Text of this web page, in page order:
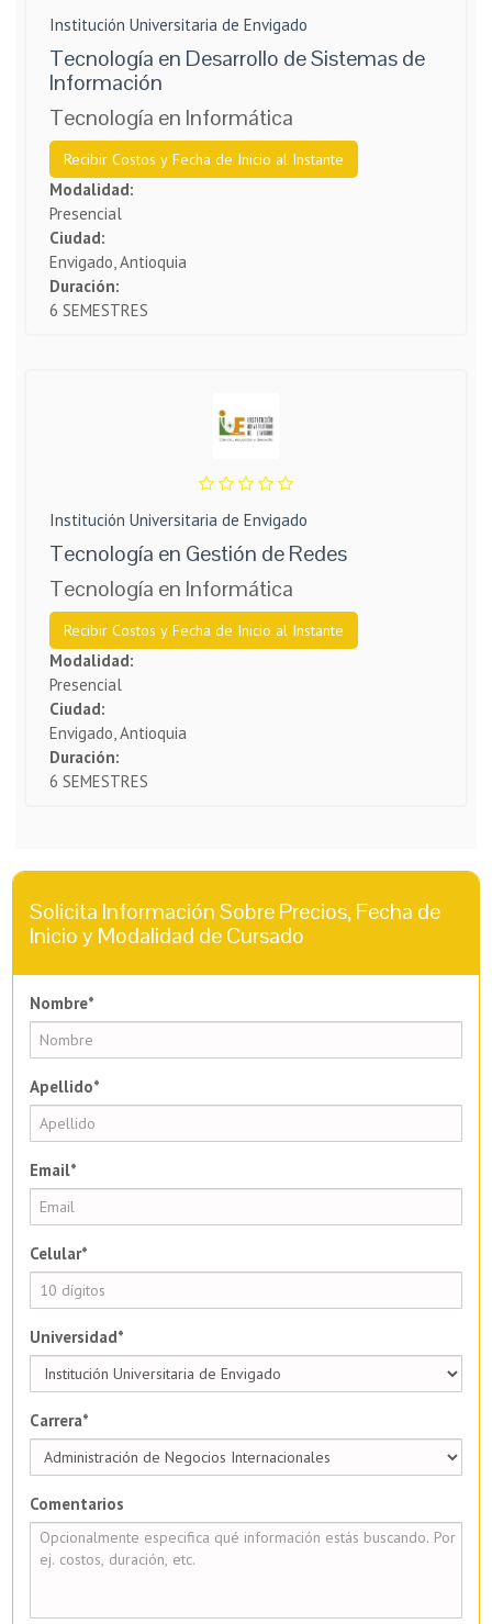
Institución Universitaria de Envigado
Tecnología en Desarrollo de Sistemas de
Información
Tecnología en Informática
Recibir Costos y Fecha de Inicio al Instante
Modalidad:
Presencial
Ciudad:
Envigado, Antioquia
Duración:
6 SEMESTRES
Institución Universitaria de Envigado
Tecnología en Gestión de Redes
Tecnología en Informática
Recibir Costos y Fecha de Inicio al Instante
Modalidad:
Presencial
Ciudad:
Envigado, Antioquia
Duración:
6 SEMESTRES
Solicita Información Sobre Precios, Fecha de
Inicio y Modalidad de Cursado
Nombre*
Apellido*
Email*
Celular*
Universidad*
Carrera*
Comentarios